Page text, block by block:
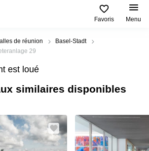
Favoris Menu
de réunion
Basel-Stadt
29
est loué
similaires disponibles